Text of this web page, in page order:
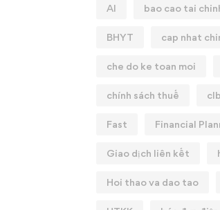
AI bao cao tai
BHYT cap nhat
che do ke toan moi
chính sách thuế
Fast Financial
Giao dịch liên kết
Hoi thao va dao tao